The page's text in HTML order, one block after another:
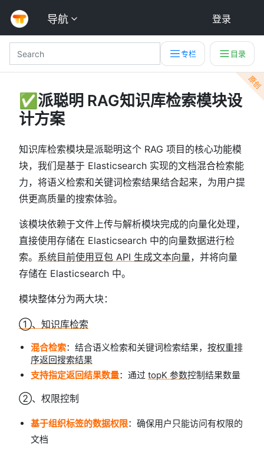
导航 登录
专栏 目录
原创
✅派聪明 RAG知识库检索模块设
计方案
知识库检索模块是派聪明这个 RAG 项目的核心功能模
块，我们是基于 Elasticsearch 实现的文档混合检索能
力，将语义检索和关键词检索结果结合起来，为用户提
供更高质量的搜索体验。
该模块依赖于文件上传与解析模块完成的向量化处理，
直接使用存储在 Elasticsearch 中的向量数据进行检
索。 系统目前使用豆包 API 生成文本向量，并将向量
存储在 Elasticsearch 中。
模块整体分为两大块：
①、知识库检索
混合检索：结合语义检索和关键词检索结果， 按权重排
序返回搜索结果
支持指定返回结果数量：通过 topK 参数控制结果数量
②、权限控制
基于组织标签的数据权限：确保用户只能访问有权限的
文档